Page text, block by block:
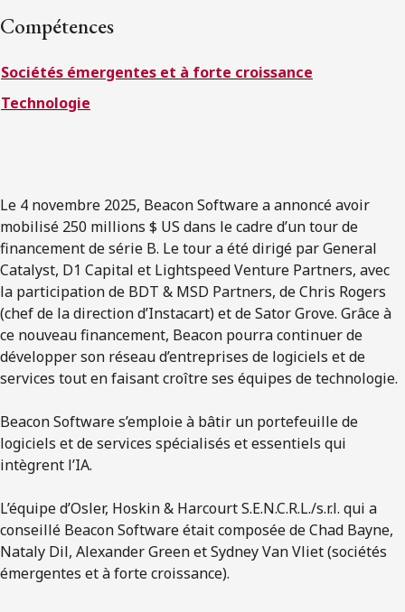
S’abonner
Compétences
Sociétés émergentes et à forte croissance
Technologie
Le 4 novembre 2025, Beacon Software a annoncé avoir
mobilisé 250 millions $ US dans le cadre d’un tour de
financement de série B. Le tour a été dirigé par General
Catalyst, D1 Capital et Lightspeed Venture Partners, avec
la participation de BDT & MSD Partners, de Chris Rogers
(chef de la direction d’Instacart) et de Sator Grove. Grâce à
ce nouveau financement, Beacon pourra continuer de
développer son réseau d’entreprises de logiciels et de
services tout en faisant croître ses équipes de technologie.
Beacon Software s’emploie à bâtir un portefeuille de
logiciels et de services spécialisés et essentiels qui
intègrent l’IA.
L’équipe d’Osler, Hoskin & Harcourt S.E.N.C.R.L./s.r.l. qui a
conseillé Beacon Software était composée de Chad Bayne,
Nataly Dil, Alexander Green et Sydney Van Vliet (sociétés
émergentes et à forte croissance).